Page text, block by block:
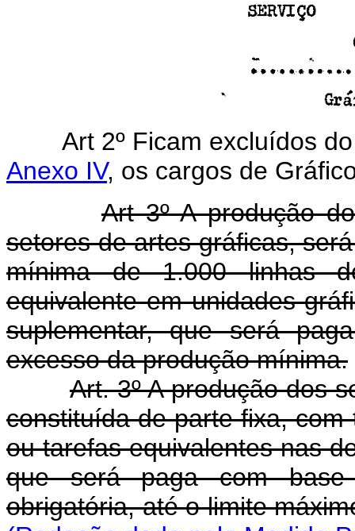
Art 2º Ficam excluídos
Anexo IV, os cargos de
Art 3º A produção
setores de artes gráficas,
mínima de 1.000 linhas
equivalente em unidades-
suplementar, que será
excesso da produção mínima.
Art. 3º A produção dos
constituída de parte fixa,
ou tarefas equivalentes nas
que será paga com
obrigatória, até o limite